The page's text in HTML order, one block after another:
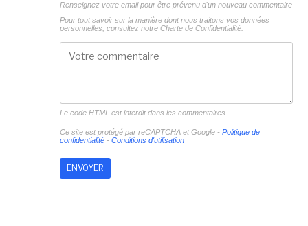
Renseignez votre email pour être prévenu d'un nouveau commentaire
Pour tout savoir sur la manière dont nous traitons vos données
personnelles, consultez notre Charte de Confidentialité.
Le code HTML est interdit dans les commentaires
Ce site est protégé par reCAPTCHA et Google - Politique de
confidentialité- Conditions d'utilisation